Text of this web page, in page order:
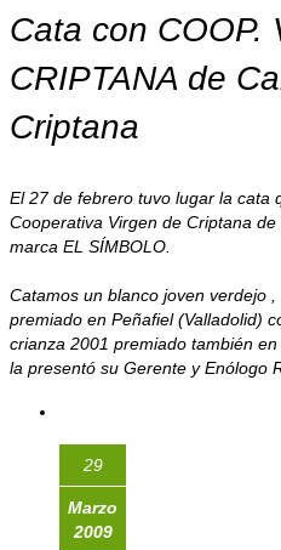
Cata con COOP.
CRIPTANA de
Criptana
El 27 de febrero tuvo lugar la cata
Cooperativa Virgen de Criptana
marca EL SÍMBOLO.
Catamos un blanco joven verdejo
premiado en Peñafiel (Valladolid)
crianza 2001 premiado también
la presentó su Gerente y Enólogo
29
Marzo
2009